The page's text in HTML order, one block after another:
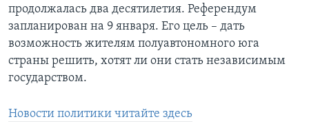
продолжалась два десятилетия. Референдум
запланирован на 9 января. Его цель – дать
возможность жителям полуавтономного юга
страны решить, хотят ли они стать независимым
государством.
Новости политики читайте здесь